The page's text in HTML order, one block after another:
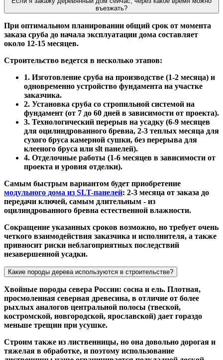
въезжать?
При оптимальном планировании общий срок от момента
заказа сруба до начала эксплуатации дома составляет
около 12-15 месяцев.
Строительство ведется в несколько этапов:
1. Изготовление сруба на производстве (1-2 месяца) и
одновременно устройство фундамента на участке
заказчика.
2. Установка сруба со стропильной системой на
фундамент (от 7 до 60 дней в зависимости от проекта).
3. Технологический перерыв на усадку (6-9 месяцев
для оцилиндрованного бревна, 2-3 теплых месяца для
сухого бруса камерной сушки, без перерыва для
клееного бруса или slt панелей).
4. Отделочные работы (1-6 месяцев в зависимости от
проекта и уровня отделки).
Самым быстрым вариантом будет приобретение
модульного дома из SLT-панелей: 2-3 месяца от заказа до
передачи ключей, самым длительным - из
оцилиндрованного бревна естественной влажности.
Сокращение указанных сроков возможно, но требует очень
четкого взаимодействия заказчика и исполнителя, а также
привносит риски неблагоприятных последствий
незавершенной усадки.
Какие породы дерева используются в строительстве?
Хвойные породы севера России: сосна и ель. Плотная,
просмоленная северная древесина, в отличие от более
рыхлых аналогов центральной полосы (твеской,
костромской, новгородской, ярославской) дает гораздо
меньше трещин при усушке.
Строим также из лиственницы, но она довольно дорогая и
тяжелая в обработке, и поэтому использование